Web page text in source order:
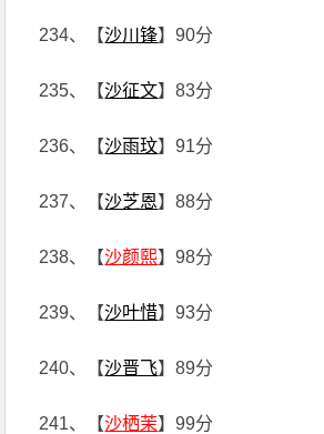
234、【沙川锋】90分
235、【沙征文】83分
236、【沙雨玟】91分
237、【沙芝恩】88分
238、【沙颜熙】98分
239、【沙叶惜】93分
240、【沙晋飞】89分
241、【沙栖茉】99分